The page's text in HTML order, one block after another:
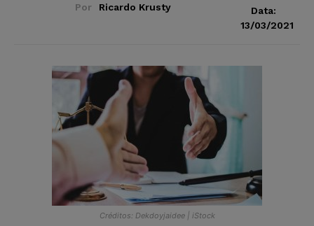
Por Ricardo Krusty
Data:
13/03/2021
Créditos: Dekdoyjaidee | iStock